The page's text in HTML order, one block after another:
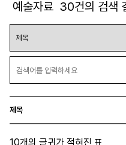
예술자료 30건의 검색
제목
10개의 글귀가 적혀진 표